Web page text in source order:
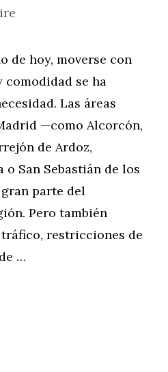
de hoy, moverse con
se ha
Las áreas
—como Alcorcón,
de Ardoz,
o San Sebastián de los
parte del
Pero también
restricciones de
…